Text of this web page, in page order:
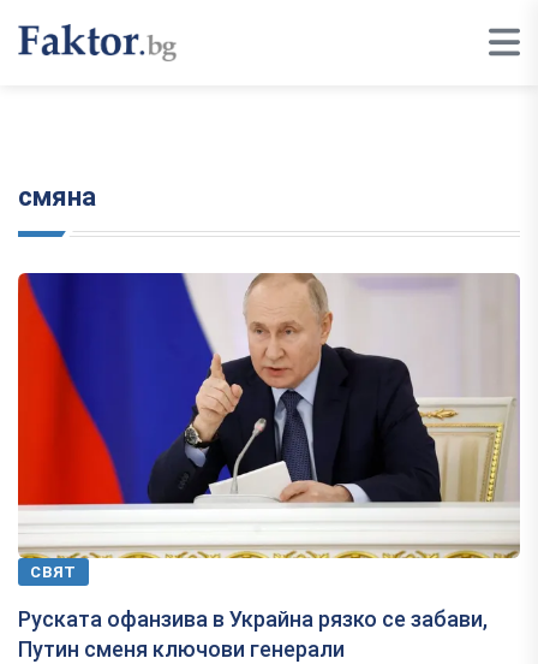
смяна
СВЯТ
Руската офанзива в Украйна рязко се забави,
Путин сменя ключови генерали